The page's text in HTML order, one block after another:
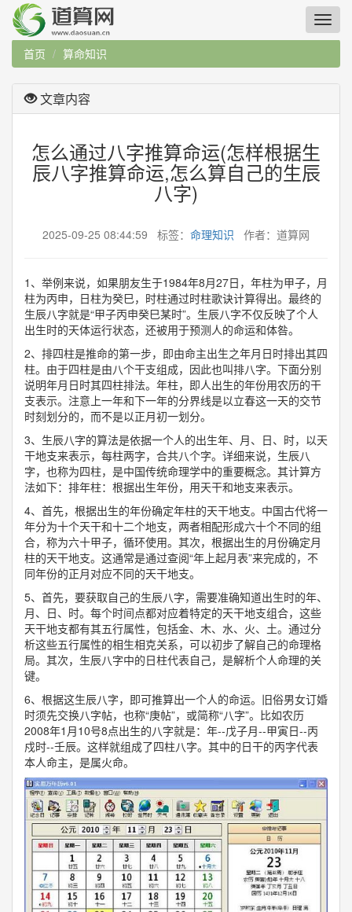
首页 算命知识
文章内容
怎么通过八字推算命运(怎样根据生
辰八字推算命运,怎么算自己的生辰
八字)
2025-09-25 08:44:59 标签： 命理知识 作者：道算网
1、举例来说，如果朋友生于1984年8月27日，年柱为甲子，月
柱为丙申，日柱为癸巳，时柱通过时柱歌诀计算得出。最终的
生辰八字就是“甲子丙申癸巳某时”。生辰八字不仅反映了个人
出生时的天体运行状态，还被用于预测人的命运和体咎。
2、排四柱是推命的第一步，即由命主出生之年月日时排出其四
柱。由于四柱是由八个干支组成，因此也叫排八字。下面分别
说明年月日时其四柱排法。年柱，即人出生的年份用农历的干
支表示。注意上一年和下一年的分界线是以立春这一天的交节
时刻划分的，而不是以正月初一划分。
3、生辰八字的算法是依据一个人的出生年、月、日、时，以天
干地支来表示，每柱两字，合共八个字。详细来说，生辰八
字，也称为四柱，是中国传统命理学中的重要概念。其计算方
法如下：排年柱：根据出生年份，用天干和地支来表示。
4、首先，根据出生的年份确定年柱的天干地支。中国古代将一
年分为十个天干和十二个地支，两者相配形成六十个不同的组
合，称为六十甲子，循环使用。其次，根据出生的月份确定月
柱的天干地支。这通常是通过查阅“年上起月表”来完成的，不
同年份的正月对应不同的天干地支。
5、首先，要获取自己的生辰八字，需要准确知道出生时的年、
月、日、时。每个时间点都对应着特定的天干地支组合，这些
天干地支都有其五行属性，包括金、木、水、火、土。通过分
析这些五行属性的相生相克关系，可以初步了解自己的命理格
局。其次，生辰八字中的日柱代表自己，是解析个人命理的关
键。
6、根据这生辰八字，即可推算出一个人的命运。旧俗男女订婚
时须先交换八字帖，也称“庚帖”，或简称“八字”。比如农历
2008年1月10号8点出生的八字就是：年--戊子月--甲寅日--丙
戍时--壬辰。这样就组成了四柱八字。其中的日干的丙字代表
本人命主，是属火命。